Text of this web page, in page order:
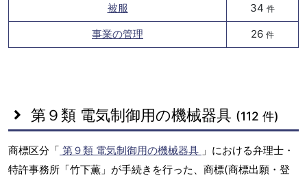
被服 34 件
事業の管理 26 件
第９類 電気制御用の機械器具 (112 件)
商標区分「 第９類 電気制御用の機械器具 」における弁理士・
特許事務所「竹下薫」が手続きを行った、商標(商標出願・登